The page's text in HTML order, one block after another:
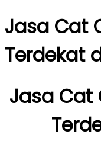
Jasa Cat
Terdekat
Jasa Cat